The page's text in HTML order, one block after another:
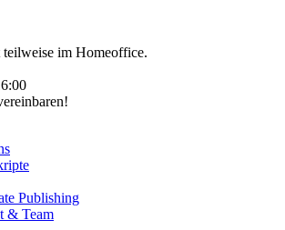
teilweise im Homeoffice.
Publishing
& Team